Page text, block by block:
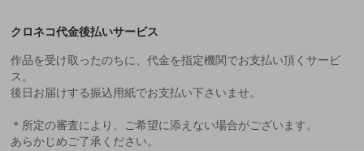
クロネコ代金後払いサービス
作品を受け取ったのちに、代金を指定機関でお支払い頂くサービ
ス。
後日お届けする振込用紙でお支払い下さいませ。
＊所定の審査により、ご希望に添えない場合がございます。
あらかじめご了承ください。